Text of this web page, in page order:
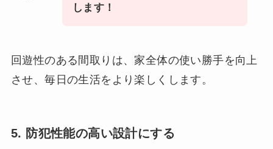
します！
回遊性のある間取りは、家全体の使い勝手を向上
させ、毎日の生活をより楽しくします。
5. 防犯性能の高い設計にする